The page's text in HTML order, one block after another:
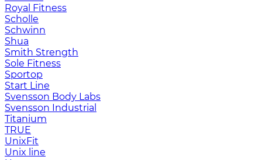
Royal Fitness
Scholle
Schwinn
Shua
Smith Strength
Sole Fitness
Sportop
Start Line
Svensson Body Labs
Svensson Industrial
Titanium
TRUE
UnixFit
Unix line